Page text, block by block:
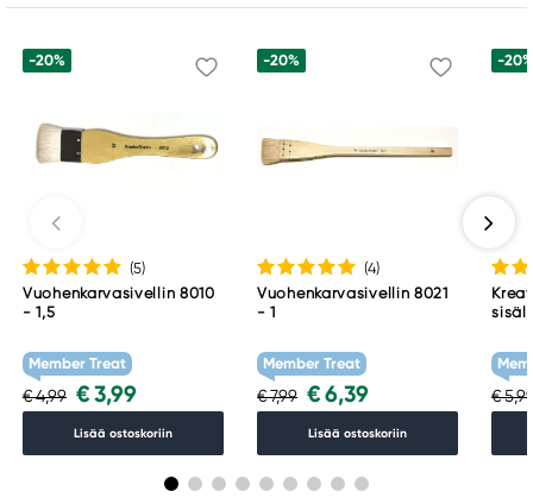
-20%
(5)
Vuohenkarvasivellin 8010
- 1,5
Member Treat
€ 4,99 € 3,99
Lisää ostoskoriin
-20%
(4)
Vuohenkarvasivellin 8021
- 1
Member Treat
€ 7,99 € 6,39
Lisää ostoskoriin
-
€